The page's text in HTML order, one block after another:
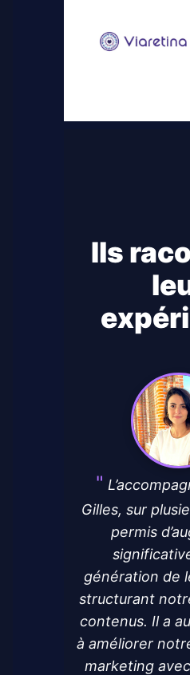
Ils
Gilles, sur
permis
génération de
structurant
contenus. Il a
à améliorer
marketing